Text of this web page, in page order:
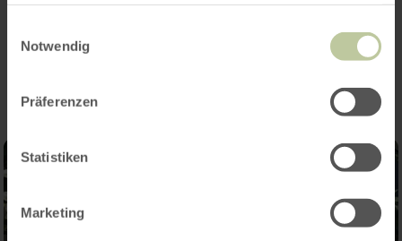
Notwendig
Präferenzen
Statistiken
Marketing
Impressionen